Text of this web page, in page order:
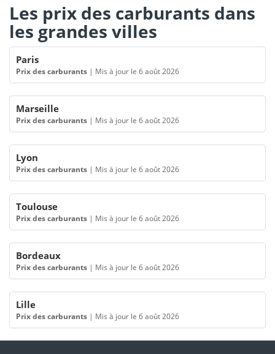
Les prix des carburants dans
les grandes villes
Paris
Prix des carburants | Mis à jour le 6 août 2026
Marseille
Prix des carburants | Mis à jour le 6 août 2026
Lyon
Prix des carburants | Mis à jour le 6 août 2026
Toulouse
Prix des carburants | Mis à jour le 6 août 2026
Bordeaux
Prix des carburants | Mis à jour le 6 août 2026
Lille
Prix des carburants | Mis à jour le 6 août 2026